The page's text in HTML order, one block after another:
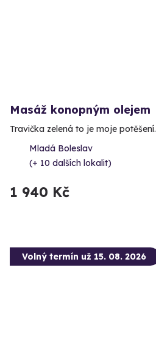
Masáž konopným olejem
Travička zelená to je moje potěšení.
Mladá Boleslav
(+ 10 dalších lokalit)
1 940 Kč
Volný termín už 15. 08. 2026